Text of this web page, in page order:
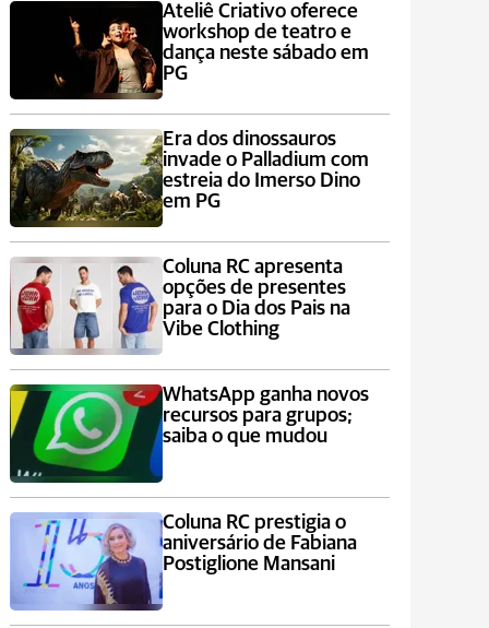
Ateliê Criativo oferece
workshop de teatro e
dança neste sábado em
PG
Era dos dinossauros
invade o Palladium com
estreia do Imerso Dino
em PG
Coluna RC apresenta
opções de presentes
para o Dia dos Pais na
Vibe Clothing
WhatsApp ganha novos
recursos para grupos;
saiba o que mudou
Coluna RC prestigia o
aniversário de Fabiana
Postiglione Mansani